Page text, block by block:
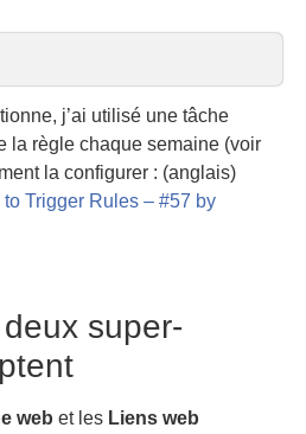
j’ai utilisé une tâche
la règle chaque semaine (voir
la configurer : (anglais)
Trigger Rules – #57 by
super-
web et les Liens web